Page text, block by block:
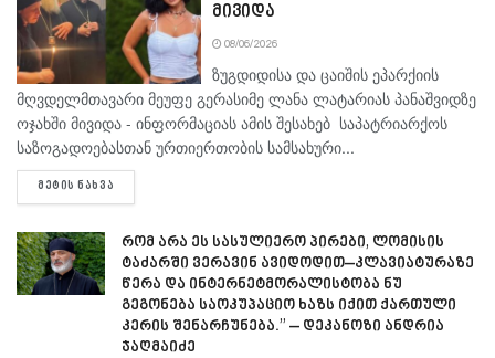
მივიდა
08/06/2026
ზუგდიდისა და ცაიშის ეპარქიის
მღვდელმთავარი მეუფე გერასიმე ლანა ლატარიას პანაშვიდზე
ოჯახში მივიდა - ინფორმაციას ამის შესახებ საპატრიარქოს
საზოგადოებასთან ურთიერთობის სამსახური...
ᲛᲔᲢᲘᲡ ᲜᲐᲮᲕᲐ
რომ არა ეს სასულიერო პირები, ლომისის
ტაძარში ვერავინ ავიდოდით–კლავიატურაზე
წერა და ინტერნეტმორალისტობა ნუ
გეგონება საოკუპაციო ხაზს იქით ქართული
კერის შენარჩუნება.” – დეკანოზი ანდრია
ჯაღმაიძე